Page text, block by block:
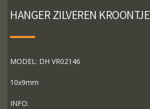
HANGER ZILVEREN KROONTJE
MODEL: DH VR02146
10x9mm
INFO: